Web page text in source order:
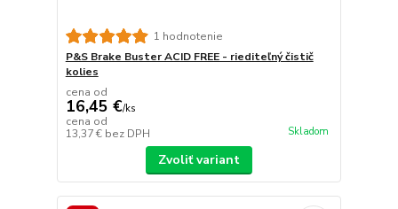
1 hodnotenie
P&S Brake Buster ACID FREE - riediteľný čistič
kolies
cena od
16,45 €/ks
cena od
13,37 € bez DPH Skladom
Zvoliť variant